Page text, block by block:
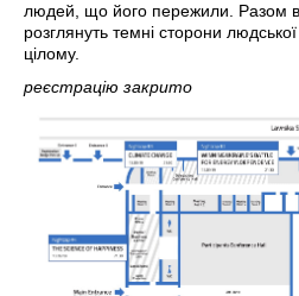
людей, що його пережили. Разом
розглянуть темні сторони
цілому.
реєстрацію закрито